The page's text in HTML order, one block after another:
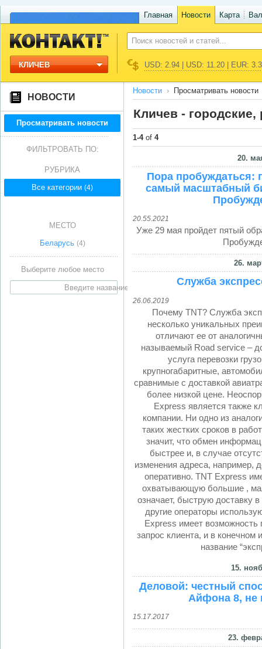
Главная Новости Карта
КЛИЧЕВ USD: 2.94 | USD: 11.20 | EUR:
НОВОСТИ
Просматривать новости
ФИЛЬТРОВАТЬ ПО:
РУБРИКА
Все категории (4)
МЕСТО
Беларусь (4)
Выберите любое место
Новости Просматривать новости
Кличев -
1-4of 4
20.
Пора пробуждаться:
самый масштабный
20.55.2021
Уже 29 мая пройдет пятый
26.
Служба
26.06.2019
Почему TNT? Служба
несколько уникальных
отличают ее от
называемый Road service –
услуга перевозки
крупногабаритные,
сравнимые с доставкой
более низкой цене.
Express является также
компании. Ни одно из
таких жестких сроков в
значит, что обмен
быстрее и, в случае
изменения адреса, например,
оперативно. TNT Express
охватывающую большие ,
означает, быструю доставку
другие операторы
Express имеет возможность
запрос клиента, и в конечном
название
15.
Деловой: честный
Айфона 8, не
15.17.2017
23.